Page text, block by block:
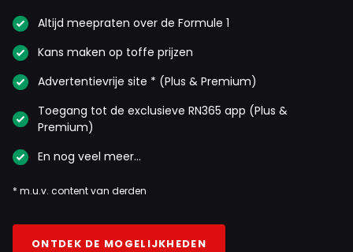
Altijd meepraten over de Formule 1
Kans maken op toffe prijzen
Advertentievrije site * (Plus & Premium)
Toegang tot de exclusieve RN365 app (Plus &
Premium)
En nog veel meer…
* m.u.v. content van derden
ONTDEK DE MOGELIJKHEDEN